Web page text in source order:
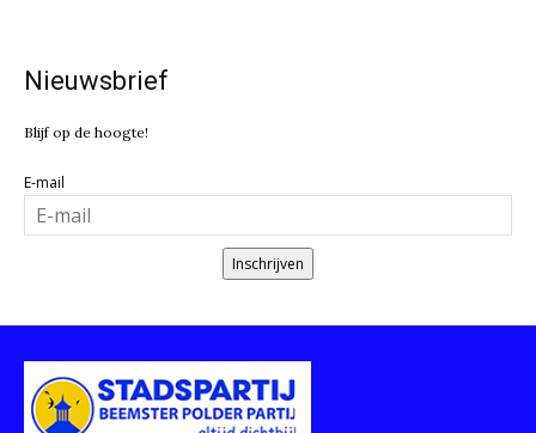
Nieuwsbrief
Blijf op de hoogte!
E-mail
Inschrijven